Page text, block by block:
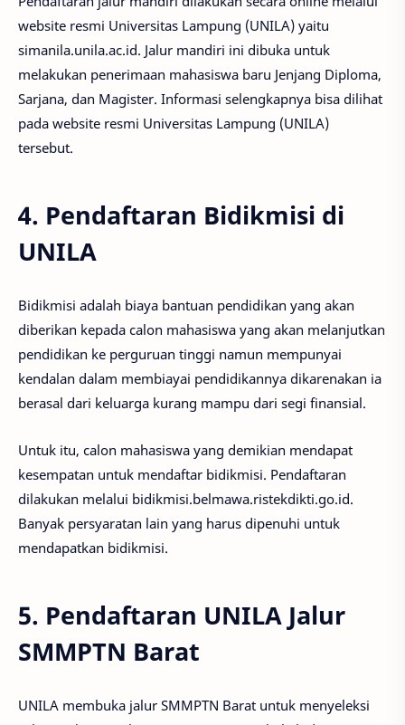
website resmi Universitas Lampung (UNILA) yaitu
simanila.unila.ac.id. Jalur mandiri ini dibuka untuk
melakukan penerimaan mahasiswa baru Jenjang Diploma,
Sarjana, dan Magister. Informasi selengkapnya bisa dilihat
pada website resmi Universitas Lampung (UNILA)
tersebut.
4. Pendaftaran Bidikmisi di
UNILA
Bidikmisi adalah biaya bantuan pendidikan yang akan
diberikan kepada calon mahasiswa yang akan melanjutkan
pendidikan ke perguruan tinggi namun mempunyai
kendalan dalam membiayai pendidikannya dikarenakan ia
berasal dari keluarga kurang mampu dari segi finansial.
Untuk itu, calon mahasiswa yang demikian mendapat
kesempatan untuk mendaftar bidikmisi. Pendaftaran
dilakukan melalui bidikmisi.belmawa.ristekdikti.go.id.
Banyak persyaratan lain yang harus dipenuhi untuk
mendapatkan bidikmisi.
5. Pendaftaran UNILA Jalur
SMMPTN Barat
UNILA membuka jalur SMMPTN Barat untuk menyeleksi